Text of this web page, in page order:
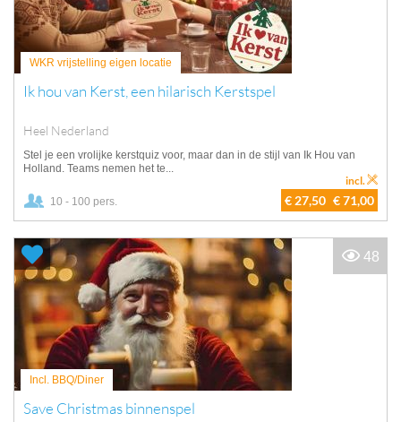
WKR vrijstelling eigen locatie
Ik hou van Kerst, een hilarisch Kerstspel
Heel Nederland
Stel je een vrolijke kerstquiz voor, maar dan in de stijl van Ik Hou van
Holland. Teams nemen het te...
10 - 100 pers. € 27,50 € 71,00
incl.
Incl. BBQ/Diner
Save Christmas binnenspel
48